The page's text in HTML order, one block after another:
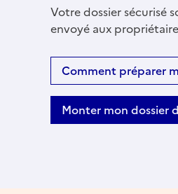
Votre dossier sécurisé
envoyé aux
Comment préparer
Monter mon dossier